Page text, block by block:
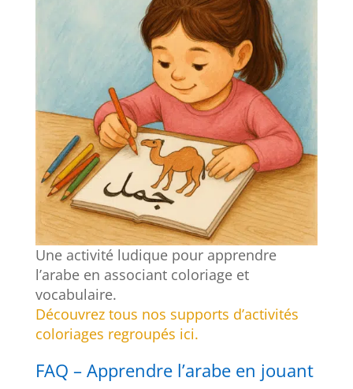
Une activité ludique pour apprendre
l’arabe en associant coloriage et
vocabulaire.
Découvrez tous nos supports d’activités
coloriages regroupés ici.
FAQ – Apprendre l’arabe en jouant